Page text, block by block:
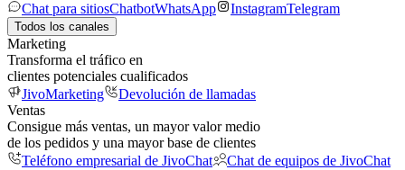
Chat para sitiosChatbotWhatsApp InstagramTelegram
Todos los canales
Marketing
Transforma el tráfico en
clientes potenciales cualificados
JivoMarketing
Devolución de llamadas
Ventas
Consigue más ventas, un mayor valor medio
de los pedidos y una mayor base de clientes
Teléfono empresarial de JivoChat
Chat de equipos de JivoChat